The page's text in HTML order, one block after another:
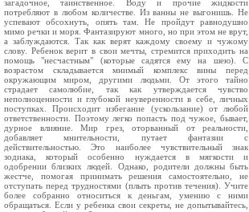
загадочное, таинственное. Воду и прочие жидкости
потребляют в любом количестве. Из ванны не выгонишь. Не
успевают обсохнуть, опять там. Не пройдут равнодушно
мимо речки и моря. Фантазируют много, но при этом не врут,
а заблуждаются. Так как верят каждому своему и чужому
слову. Ребенок верит в свои мечты, стремится приходить на
помощь "несчастным" (которые садятся ему на шею). С
возрастом складывается мнимый комплекс вины перед
окружающим миром, другими людьми. От этого тайно
страдает самолюбие, так как утверждается чувство
неполноценности и глубокой неуверенности в себе, личных
поступках. Происходит избегание (ускользание) от любой
ответственности. Поэтому легко попасть под чужое, бывает,
дурное влияние. Мир грез, оторванный от реальности,
добавляет мнительности, путает фантазии с
действительностью. Это наиболее чувствительный знак
зодиака, который особенно нуждается в мягкости и
одобрении близких людей. Однако, родители должны быть
жестче, помогая принимать решения самостоятельно, не
отступать перед трудностями (плыть против течения). Учите
более собранно относиться к деньгам, умению с ними
обращаться. Если у ребенка свои секреты, не допытывайтесь,